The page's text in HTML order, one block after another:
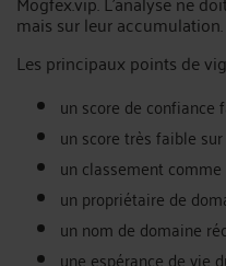
mais sur leur accumulation.
Les principaux points de
un score de confiance
un score très faible
un classement
un propriétaire de
un nom de domaine
une espérance de vie